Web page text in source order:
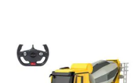
ŻYCZEŃ